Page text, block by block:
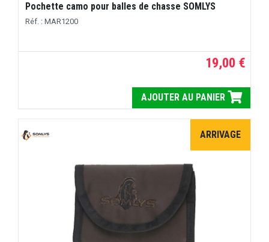
Pochette camo pour balles de chasse SOMLYS
Réf. : MAR1200
19,00 €
AJOUTER AU PANIER
ARRIVAGE